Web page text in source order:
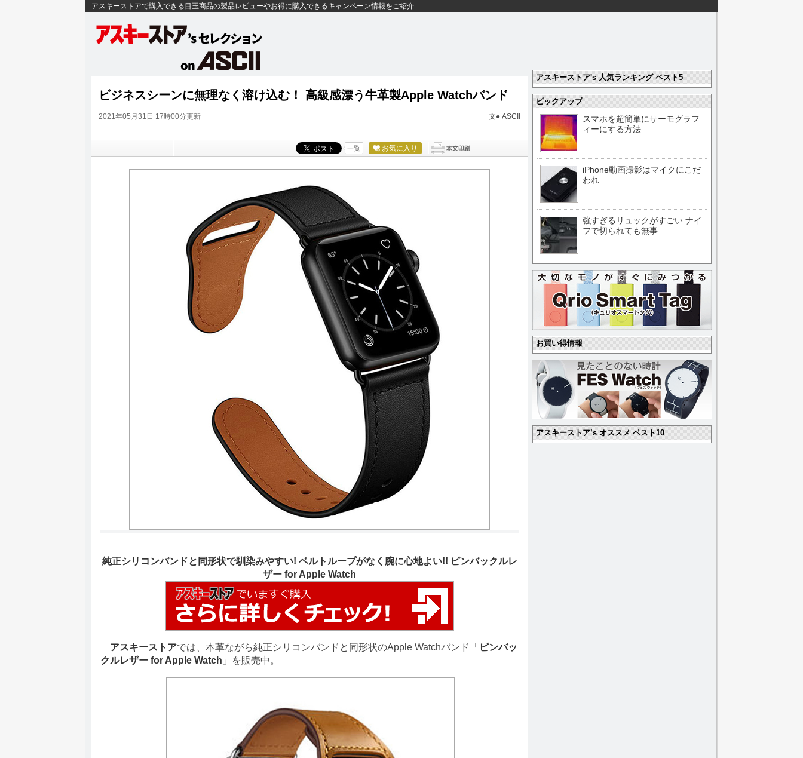
アスキーストアで購入できる目玉商品の製品レビューやお得に購入できるキャンペーン情報をご紹介
ビジネスシーンに無理なく溶け込む！ 高級感漂う牛革製Apple Watchバンド
2021年05月31日 17時00分更新 文● ASCII
一覧 お気に入り
純正シリコンバンドと同形状で馴染みやすい! ベルトループがなく腕に心地よい!! ピンバックルレ
ザー for Apple Watch
アスキーストアでは、本革ながら純正シリコンバンドと同形状のApple Watchバンド「 ピンバッ
クルレザー for Apple Watch 」を販売中。
アスキーストア's 人気ランキング ベスト5
ピックアップ
スマホを超簡単にサーモグラフ
ィーにする方法
iPhone動画撮影はマイクにこだ
われ
強すぎるリュックがすごい ナイ
フで切られても無事
お買い得情報
アスキーストア’s オススメ ベスト10